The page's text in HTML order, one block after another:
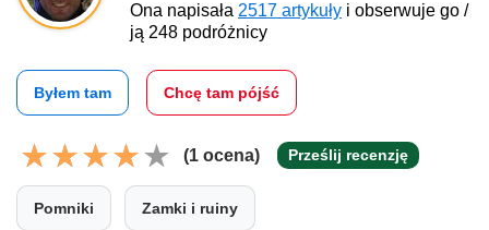
Ona napisała 2517 artykuły i obserwuje go /
ją 248 podróżnicy
Byłem tam Chcę tam pójść
(1 ocena) Prześlij recenzję
Pomniki Zamki i ruiny